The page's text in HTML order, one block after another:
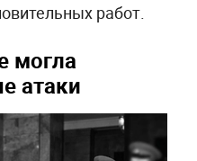
работ.
могла
атаки